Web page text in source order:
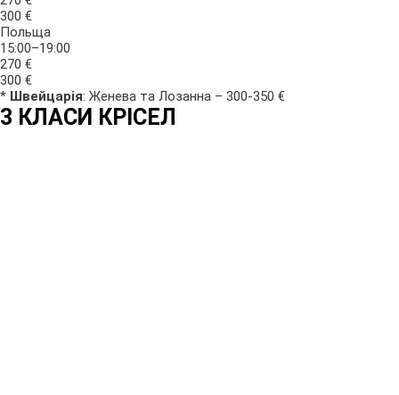
300 €
Польща
15:00–19:00
270 €
300 €
* Швейцарія: Женева та Лозанна – 300-350 €
3 КЛАСИ КРІСЕЛ